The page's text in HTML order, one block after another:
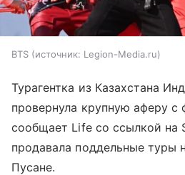
BTS источник: Legion-Media.ru
Турагентка из Казахстана
провернула крупную аферу с
сообщает Life со ссылкой на
продавала поддельные туры
Пусане.